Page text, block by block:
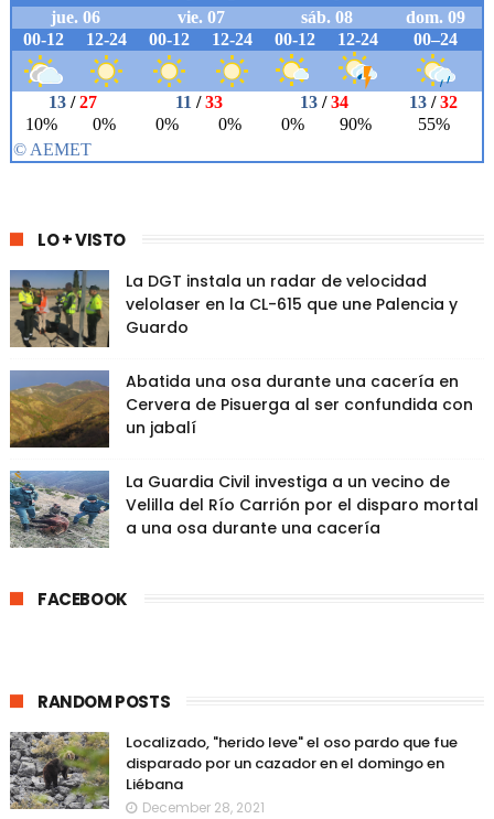
LO + VISTO
La DGT instala un radar de velocidad
velolaser en la CL-615 que une Palencia y
Guardo
Abatida una osa durante una cacería en
Cervera de Pisuerga al ser confundida con
un jabalí
La Guardia Civil investiga a un vecino de
Velilla del Río Carrión por el disparo mortal
a una osa durante una cacería
FACEBOOK
RANDOM POSTS
Localizado, "herido leve" el oso pardo que fue
disparado por un cazador en el domingo en
Liébana
December 28, 2021